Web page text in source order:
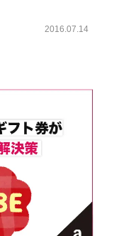
2016.07.14